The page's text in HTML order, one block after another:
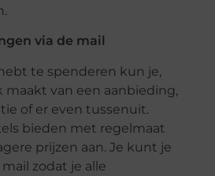
via de mail
te spenderen kun je,
maakt van een aanbieding,
of er even tussenuit.
bieden met regelmaat
prijzen aan. Je kunt je
zodat je alle